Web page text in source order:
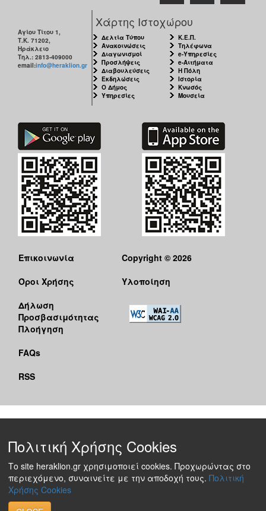
Αγίου Τίτου 1,
Τ.Κ. 71202,
Ηράκλειο
Τηλ.: 2813-409000
email:info@heraklion.gr
Χάρτης Ιστοχώρου
Δελτία Τύπου
Ανακοινώσεις
Διαγωνισμοί
Προσλήψεις
Διαβουλεύσεις
Εκδηλώσεις
Ο Δήμος
Υπηρεσίες
Κ.Ε.Π.
Τηλέφωνα
e-Υπηρεσίες
e-Αιτήματα
Η Πόλη
Ιστορία
Κνωσός
Μουσεία
Επικοινωνία
Όροι Χρήσης
Δήλωση
Προσβασιμότητας
Πλοήγηση
FAQs
RSS
Copyright © 2026
Υλοποίηση
Πολιτική Χρήσης Cookies
Το site heraklion.gr χρησιμοποιεί cookies. Προχωρώντας στο
περιεχόμενο, συναινείτε με την αποδοχή τους. Πολιτική
Χρήσης Cookies